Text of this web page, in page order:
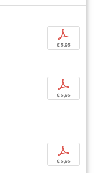
p
€ 5,95
p
€ 5,95
p
€ 5,95